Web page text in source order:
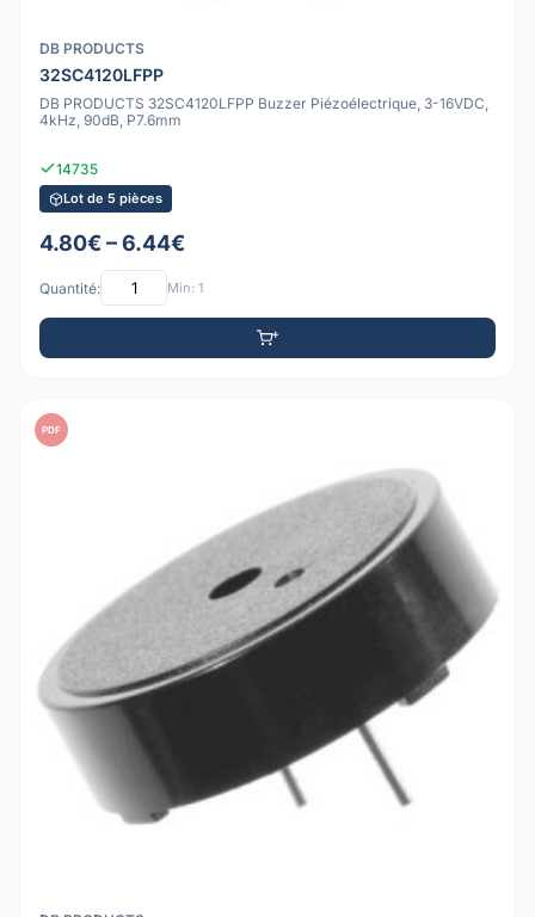
DB PRODUCTS
32SC4120LFPP
DB PRODUCTS 32SC4120LFPP Buzzer Piézoélectrique, 3-16VDC,
4kHz, 90dB, P7.6mm
14735
Lot de 5 pièces
4.80€ – 6.44€
Quantité: Min: 1
PDF